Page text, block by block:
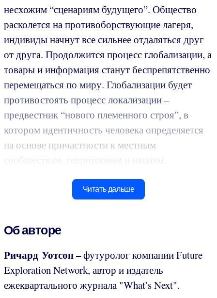
несхожим “сценариям будущего”. Общество
расколется на противоборствующие лагеря,
индивиды начнут все сильнее отдаляться друг
от друга. Продолжится процесс глобализации, а
товары и информация станут беспрепятственно
перемещаться по миру. Глобализации будет
противостоять процесс локализации –
предвестник “нового племенного строя”, в
котором идентичность человека определяется
на основе причастности к местным
сообществам, территориям и нациям.
Читать дальше
Об авторе
Ричард Уотсон– футуролог компании Future
Exploration Network, автор и издатель
ежеквартального журнала "What’s Next".